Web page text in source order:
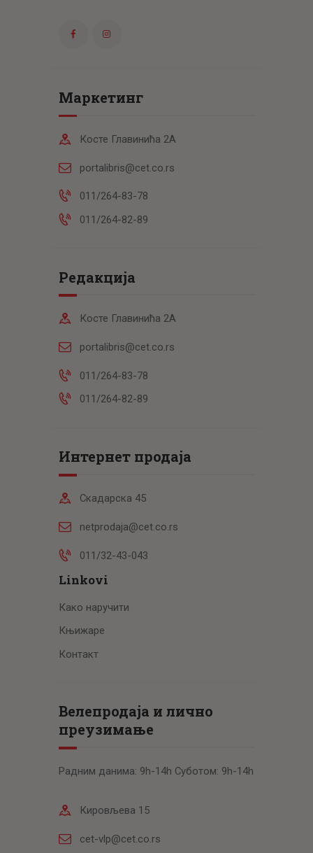
Маркетинг
Косте Главинића 2А
portalibris@cet.co.rs
011/264-83-78
011/264-82-89
Редакција
Косте Главинића 2А
portalibris@cet.co.rs
011/264-83-78
011/264-82-89
Интернет продаја
Скадарска 45
netprodaja@cet.co.rs
011/32-43-043
Linkovi
Како наручити
Књижаре
Контакт
Велепродаја и лично
преузимање
Радним данима: 9h-14h Суботом: 9h-14h
Кировљева 15
cet-vlp@cet.co.rs